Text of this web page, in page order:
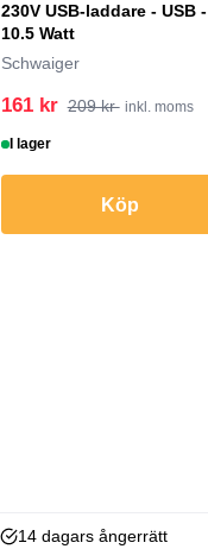
230V USB-laddare - USB -
10.5 Watt
Schwaiger
161 kr 209 kr inkl. moms
I lager
Köp
14 dagars ångerrätt